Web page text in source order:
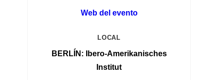
Web del evento
LOCAL
BERLÍN: Ibero-Amerikanisches
Institut